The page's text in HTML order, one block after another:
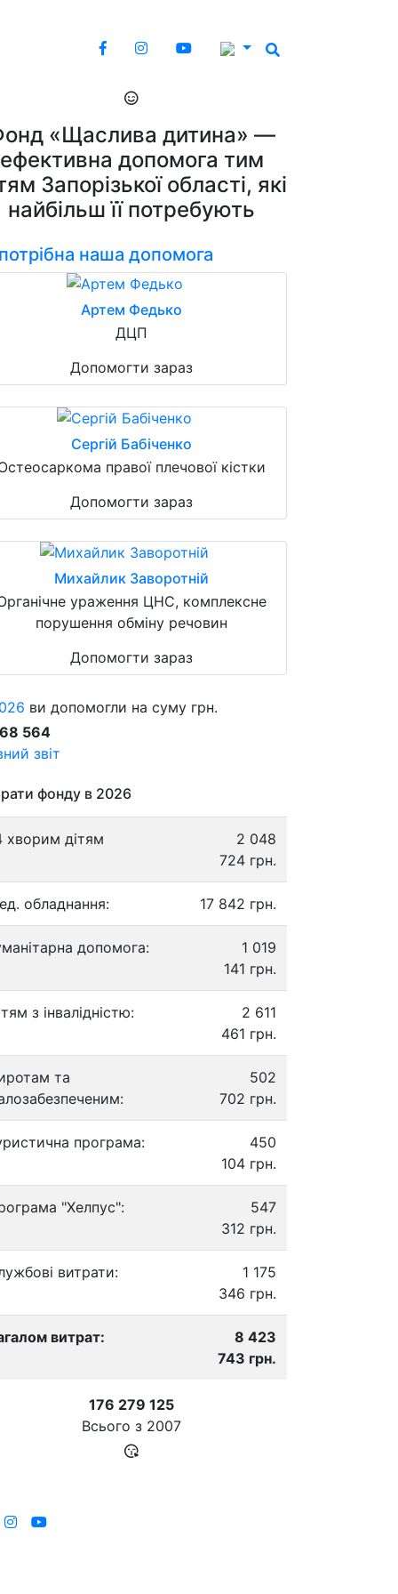
«Щаслива дитина» —
ефективна допомога тим
Запорізької області, які
найбільш її потребують
наша допомога
Артем Федько
ДЦП
Допомогти зараз
Сергій Бабіченко
правої плечової кістки
Допомогти зараз
Михайлик Заворотній
ураження ЦНС, комплексне
порушення обміну речовин
Допомогти зараз
ви допомогли на суму грн.
564
звіт
фонду в 2026
хворим дітям
2 048
724 грн.
обладнання: 17 842 грн.
допомога:
1 019
141 грн.
з інвалідністю:
2 611
461 грн.
та
502
702 грн.
програма:
450
104 грн.
"Хелпус":
547
312 грн.
витрати:
1 175
346 грн.
витрат:
8 423
743 грн.
176 279 125
Всього з 2007